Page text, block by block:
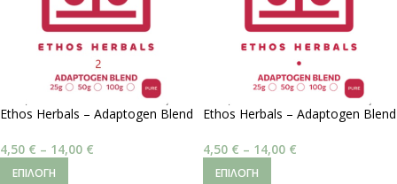
Ethos Herbals – Adaptogen Blend
4,50 € – 14,00 €
ΕΠΙΛΟΓΉ
Ethos Herbals – Adaptogen Blend
4,50 € – 14,00 €
ΕΠΙΛΟΓΉ